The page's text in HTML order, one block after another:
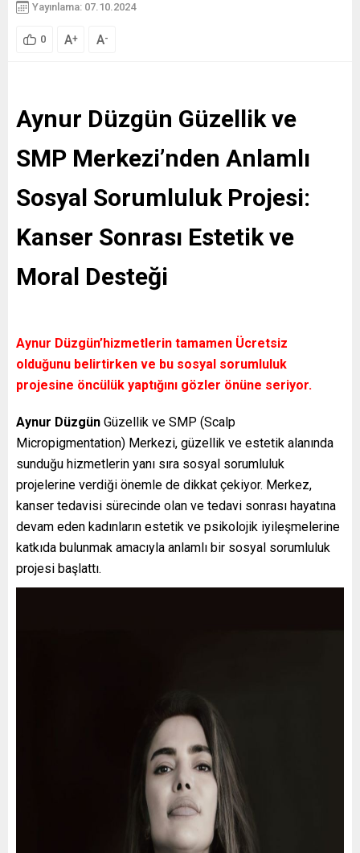
Yayınlama: 07.10.2024
0 A+ A-
Aynur Düzgün Güzellik ve
SMP Merkezi’nden Anlamlı
Sosyal Sorumluluk Projesi:
Kanser Sonrası Estetik ve
Moral Desteği
Aynur Düzgün’hizmetlerin tamamen Ücretsiz
olduğunu belirtirken ve bu sosyal sorumluluk
projesine öncülük yaptığını gözler önüne seriyor.
Aynur Düzgün Güzellik ve SMP (Scalp
Micropigmentation) Merkezi, güzellik ve estetik alanında
sunduğu hizmetlerin yanı sıra sosyal sorumluluk
projelerine verdiği önemle de dikkat çekiyor. Merkez,
kanser tedavisi sürecinde olan ve tedavi sonrası hayatına
devam eden kadınların estetik ve psikolojik iyileşmelerine
katkıda bulunmak amacıyla anlamlı bir sosyal sorumluluk
projesi başlattı.